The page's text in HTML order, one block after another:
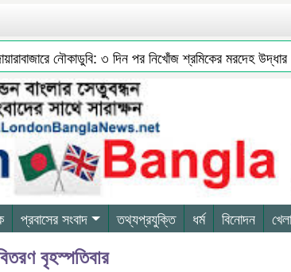
নৌকাডুবি: ৩ দিন পর নিখোঁজ শ্রমিকের মরদেহ উদ্ধার
প্রবাসের সংবাদ তথ্যপ্রযুক্তি ধর্ম বিনোদন
বৃহস্পতিবার